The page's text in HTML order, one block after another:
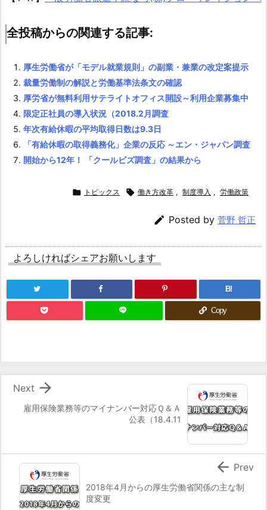
明
記
全
投
稿
か
ら
の
記
事:
全投稿からの関連する記事:
厚生労働省が「モデル就業規則」の副業・兼業の改定案提示
裁量労働制の解説と労働基準法条文の確認
厚労省が無料利用サテライトオフィス開設～利用企業募集中
限定正社員の導入状況（2018.2月調査
年次有給休暇の平均取得日数は9.3日
「有給休暇の取得義務化」企業の反応 ～エン・ジャパン調査
開始から12年！ 「クールビズ調査」の結果から
 トピックス  働き方改革 , 制度導入 , 労働政策
 Posted by 菅野 哲正
よろしければシェアお願いします
B!
Copy
雇用保険業務等のマイナンバー対応Ｑ＆Ａ
公表（18.4.11

Next
2018年4月からの厚生労働省関係の主な制
度変更
 Prev